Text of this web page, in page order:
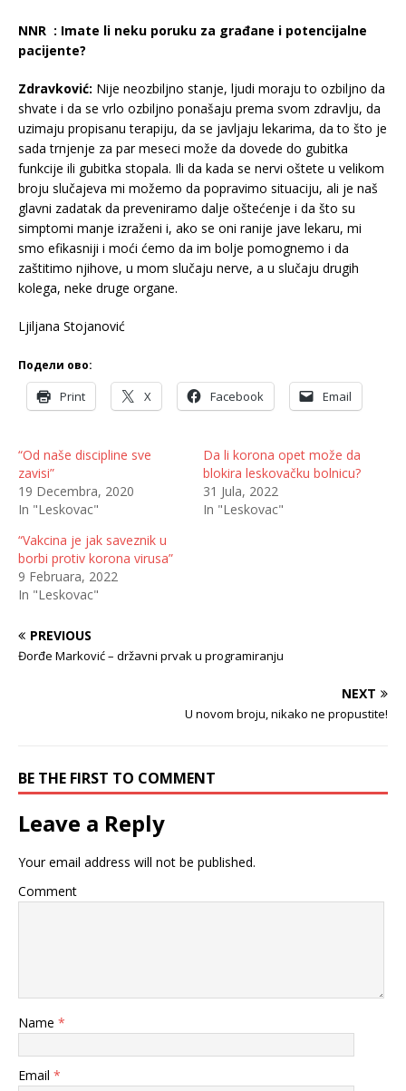
NNR : Imate li neku poruku za građane i potencijalne
pacijente?
Zdravković: Nije neozbiljno stanje, ljudi moraju to ozbiljno da
shvate i da se vrlo ozbiljno ponašaju prema svom zdravlju, da
uzimaju propisanu terapiju, da se javljaju lekarima, da to što je
sada trnjenje za par meseci može da dovede do gubitka
funkcije ili gubitka stopala. Ili da kada se nervi oštete u velikom
broju slučajeva mi možemo da popravimo situaciju, ali je naš
glavni zadatak da preveniramo dalje oštećenje i da što su
simptomi manje izraženi i, ako se oni ranije jave lekaru, mi
smo efikasniji i moći ćemo da im bolje pomognemo i da
zaštitimo njihove, u mom slučaju nerve, a u slučaju drugih
kolega, neke druge organe.
Ljiljana Stojanović
Подели ово:
Print X Facebook Email
“Od naše discipline sve
zavisi”
19 Decembra, 2020
In "Leskovac"
Da li korona opet može da
blokira leskovačku bolnicu?
31 Jula, 2022
In "Leskovac"
“Vakcina je jak saveznik u
borbi protiv korona virusa”
9 Februara, 2022
In "Leskovac"
PREVIOUS
Đorđe Marković – državni prvak u programiranju
NEXT
U novom broju, nikako ne propustite!
BE THE FIRST TO COMMENT
Leave a Reply
Your email address will not be published.
Comment
Name *
Email *